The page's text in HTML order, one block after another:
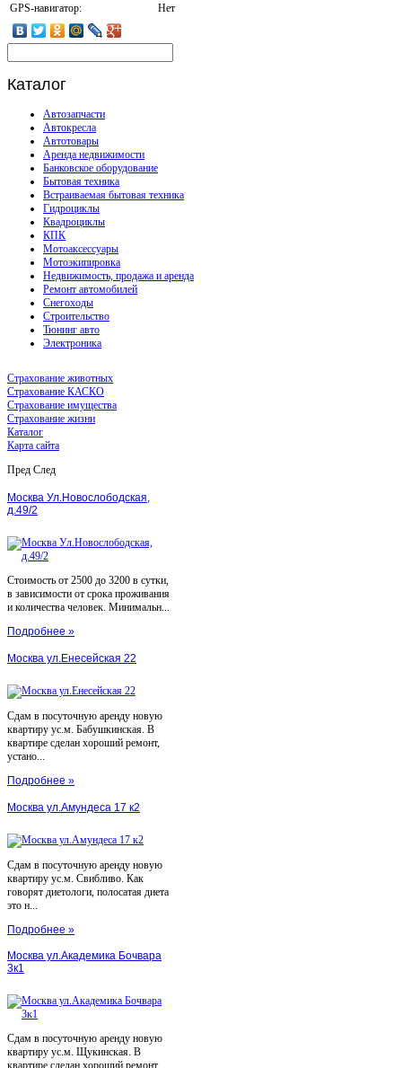
GPS-навигатор:
Нет
Каталог
Автозапчасти
Автокресла
Автотовары
Аренда недвижимости
Банковское оборудование
Бытовая техника
Встраиваемая бытовая техника
Гидроциклы
Квадроциклы
КПК
Мотоаксессуары
Мотоэкипировка
Недвижимость, продажа и аренда
Ремонт автомобилей
Снегоходы
Строительство
Тюнинг авто
Электроника
Страхование животных
Страхование КАСКО
Страхование имущества
Страхование жизни
Каталог
Карта сайта
Пред След
Москва Ул.Новослободская,
д.49/2
Стоимость от 2500 до 3200 в сутки,
в зависимости от срока проживания
и количества человек. Минимальн...
Подробнее »
Москва ул.Енесейская 22
Сдам в посуточную аренду новую
квартиру ус.м. Бабушкинская. В
квартире сделан хороший ремонт,
устано...
Подробнее »
Москва ул.Амундеса 17 к2
Сдам в посуточную аренду новую
квартиру ус.м. Свибливо. Как
говорят диетологи, полосатая диета
это н...
Подробнее »
Москва ул.Академика Бочвара
3к1
Сдам в посуточную аренду новую
квартиру ус.м. Щукинская. В